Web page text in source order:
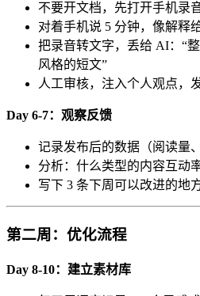
不要开文档，先打开手机录
对着手机说 5 分钟，像解释
把录音转文字，丢给 AI：“
风格的短文”
人工审核，注入个人观点，
Day 6-7：观察反馈
记录发布后的数据（阅读量
分析：什么类型的内容互动
写下 3 条下周可以改进的地
第二周：优化流程
Day 8-10：建立素材库